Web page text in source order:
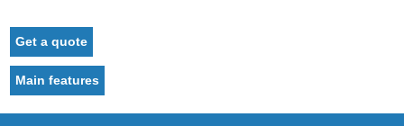
Get a quote
Main features